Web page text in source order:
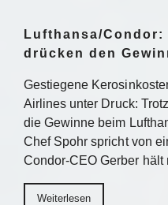
Lufthansa/
drücken den
Gestiegene
Airlines unter Druck:
die Gewinne beim
Chef Spohr spricht von
Condor-CEO Gerber
Weiterlesen